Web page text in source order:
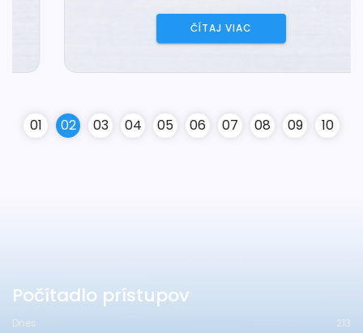
ČÍTAJ VIAC
01 02 03 04 05 06 07 08 09 10
Počítadlo prístupov
Dnes
213